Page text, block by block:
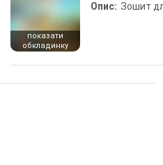
показати
обкладинку
Опис: Зошит